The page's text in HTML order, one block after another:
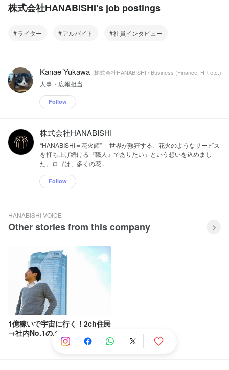
株式会社HANABISHI's job postings
ライター アルバイト 社員インタビュー
Kanae Yukawa 株式会社HANABISHI / Business (Finance, HR etc.)
人事・広報担当
Follow
株式会社HANABISHI
“HANABISHI＝花火師” 「世界が熱狂する、花火のようなサービス
を打ち上げ続ける『職人』でありたい」という想いを込めまし
た。ロゴは、多くの花...
Follow
HANABISHI VOICE
Other stories from this company
1億稼いで宇宙に行く！2ch住民
→社内No.1のムードメーカーに
なった、元フリーランスのでっ